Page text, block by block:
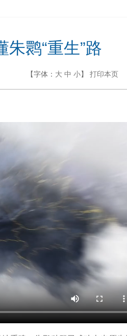
鹮“重生”路
【字体： 大 中 小】 打印本页